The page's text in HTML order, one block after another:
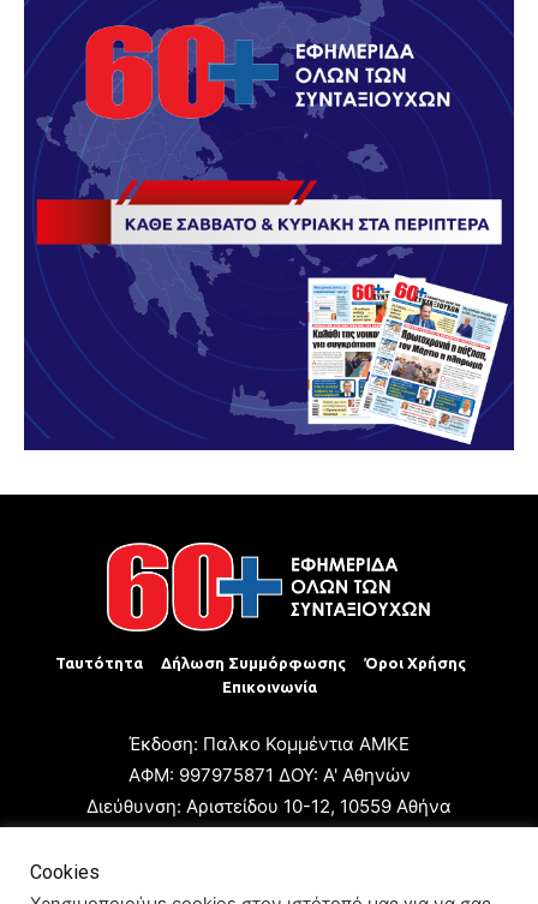
Ταυτότητα Δήλωση Συμμόρφωσης
Όροι Χρήσης
Επικοινωνία
Έκδοση: Παλκο Κομμέντια ΑΜΚΕ
ΑΦΜ: 997975871 ΔΟΥ: Α' Αθηνών
Διεύθυνση: Αριστείδου 10-12, 10559 Αθήνα
Cookies